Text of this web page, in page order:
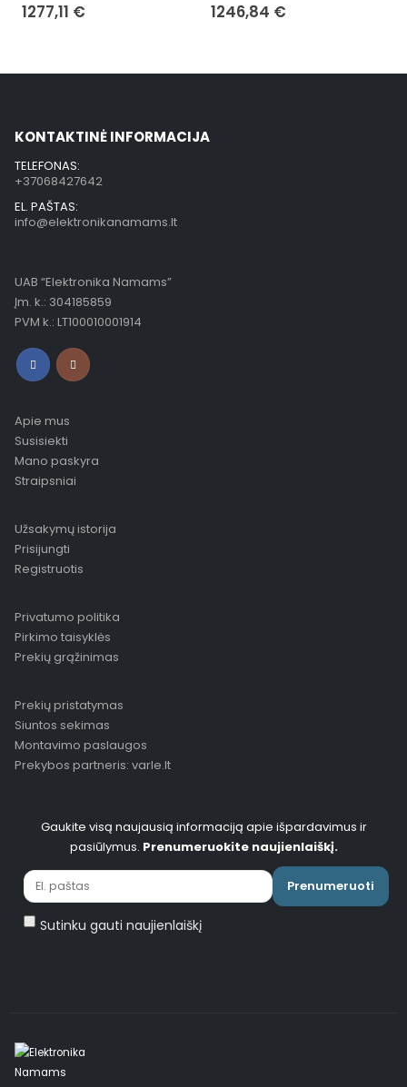
1277,11 € 1246,84 €
KONTAKTINĖ INFORMACIJA
TELEFONAS:
+37068427642
EL. PAŠTAS:
info@elektronikanamams.lt
UAB “Elektronika Namams”
Įm. k.: 304185859
PVM k.: LT100010001914
Apie mus
Susisiekti
Mano paskyra
Straipsniai
Užsakymų istorija
Prisijungti
Registruotis
Privatumo politika
Pirkimo taisyklės
Prekių grąžinimas
Prekių pristatymas
Siuntos sekimas
Montavimo paslaugos
Prekybos partneris: varle.lt
Gaukite visą naujausią informaciją apie išpardavimus ir
pasiūlymus. Prenumeruokite naujienlaiškį.
Prenumeruoti
Sutinku gauti naujienlaiškį